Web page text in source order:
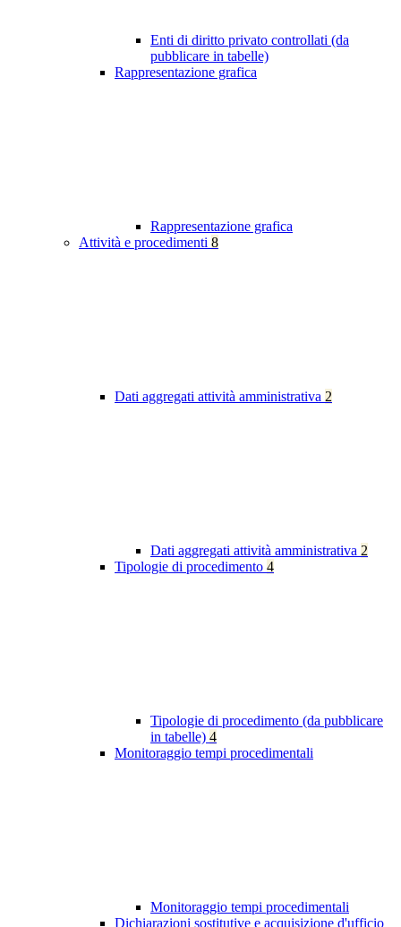
Enti di diritto privato controllati (da
pubblicare in tabelle)
Rappresentazione grafica
Rappresentazione grafica
Attività e procedimenti 8
Dati aggregati attività amministrativa 2
Dati aggregati attività amministrativa 2
Tipologie di procedimento 4
Tipologie di procedimento (da pubblicare
in tabelle) 4
Monitoraggio tempi procedimentali
Monitoraggio tempi procedimentali
Dichiarazioni sostitutive e acquisizione d'ufficio